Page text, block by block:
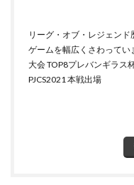
リーグ・オブ・レジェン
ゲームを幅広くさわってい
大会 TOP8プレバンギラス
PJCS2021 本戦出場